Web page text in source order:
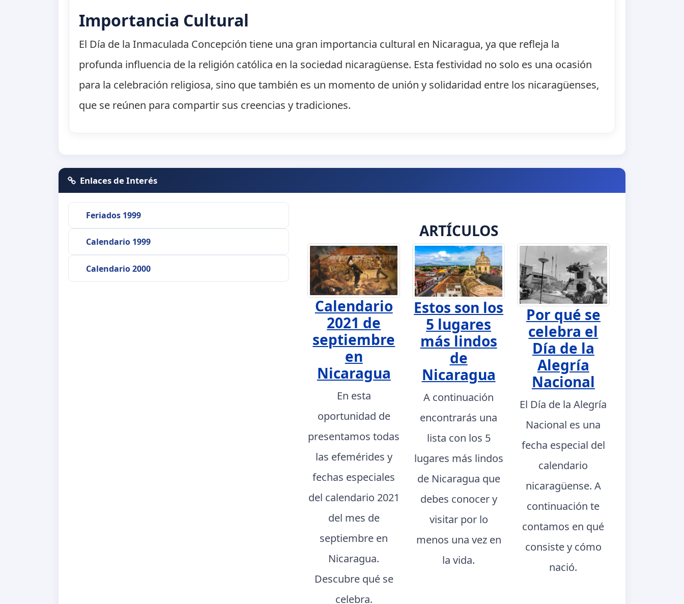
Importancia Cultural
El Día de la Inmaculada Concepción tiene una gran importancia cultural en Nicaragua, ya que refleja la
profunda influencia de la religión católica en la sociedad nicaragüense. Esta festividad no solo es una ocasión
para la celebración religiosa, sino que también es un momento de unión y solidaridad entre los nicaragüenses,
que se reúnen para compartir sus creencias y tradiciones.
Enlaces de Interés
Feriados 1999
Calendario 1999
Calendario 2000
ARTÍCULOS
Calendario
2021 de
septiembre
en
Nicaragua
En esta
oportunidad de
presentamos todas
las efemérides y
fechas especiales
del calendario 2021
del mes de
septiembre en
Nicaragua.
Descubre qué se
celebra.
Estos son los
5 lugares
más lindos
de
Nicaragua
A continuación
encontrarás una
lista con los 5
lugares más lindos
de Nicaragua que
debes conocer y
visitar por lo
menos una vez en
la vida.
Por qué se
celebra el
Día de la
Alegría
Nacional
El Día de la Alegría
Nacional es una
fecha especial del
calendario
nicaragüense. A
continuación te
contamos en qué
consiste y cómo
nació.